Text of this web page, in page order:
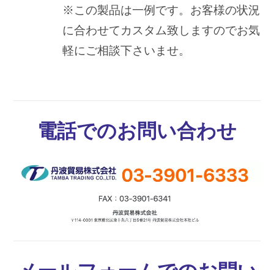
※この製品は一例です。お客様の状況
に合わせてカスタム致しますのでお気
軽にご相談下さいませ。
電話でのお問い合わせ